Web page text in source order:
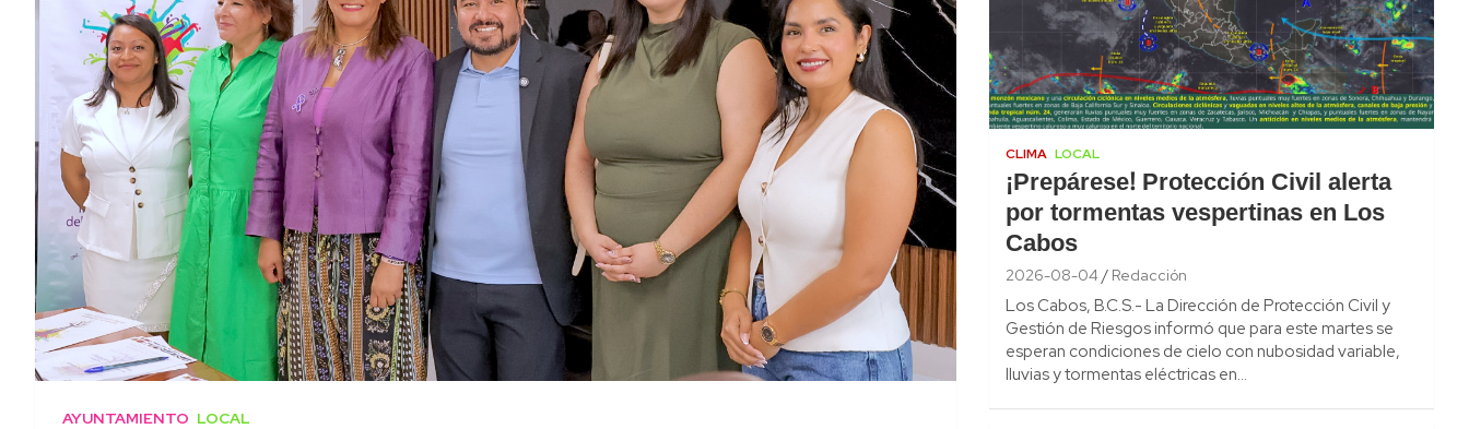
AYUNTAMIENTO LOCAL
CLIMA LOCAL
¡Prepárese! Protección Civil alerta
por tormentas vespertinas en Los
Cabos
2026-08-04 Redacción
Los Cabos, B.C.S.- La Dirección de Protección Civil y
Gestión de Riesgos informó que para este martes se
esperan condiciones de cielo con nubosidad variable,
lluvias y tormentas eléctricas en…